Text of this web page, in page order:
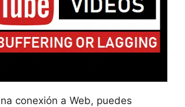
conexión a Web, puedes